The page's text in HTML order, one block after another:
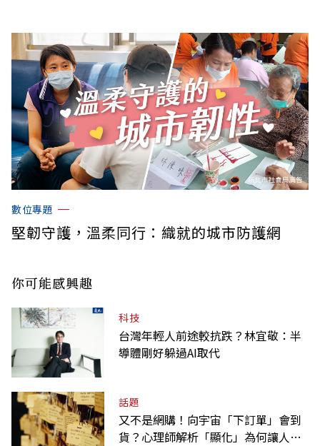
數位專題
堅韌守護，溫柔同行：織就的城市防護網
你可能感興趣
科技
台灣年輕人前途較抗跌？林宜敬：半
導體剛好躲過AI取代
話題
又不是網購！向宇宙「下訂單」會到
貨？心理師解析「顯化」為何讓人無